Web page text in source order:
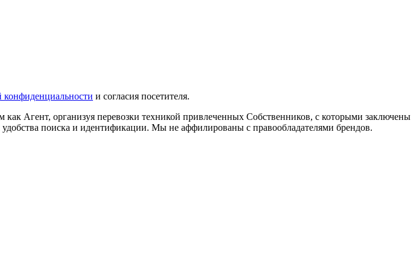
конфиденциальности и согласия посетителя.
Агент, организуя перевозки техникой привлеченных Собственников, с которыми заключены
поиска и идентификации. Мы не аффилированы с правообладателями брендов.